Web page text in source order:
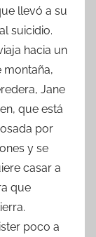
llevó a su
suicidio.
hacia un
montaña,
Jane
que está
por
y se
casar a
que
poco a